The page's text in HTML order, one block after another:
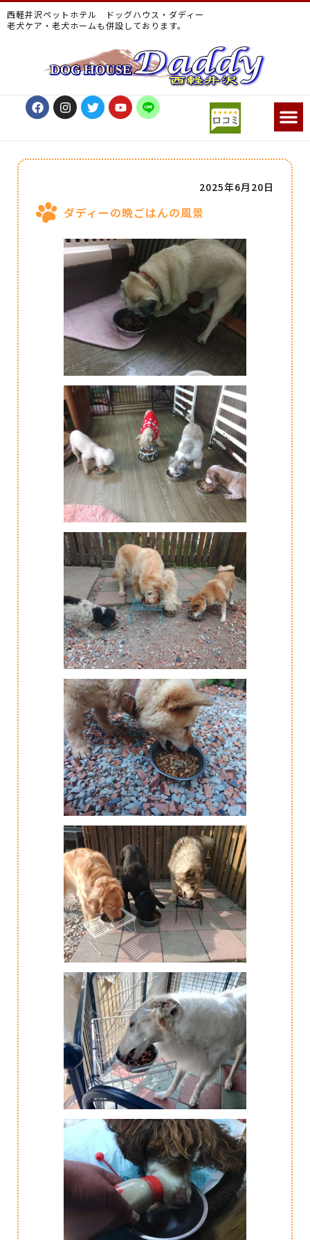
西軽井沢ペットホテル ドッグハウス・ダディー
老犬ケア・老犬ホームも併設しております。
ダディーの晩ごはんの風景
2025年6月20日